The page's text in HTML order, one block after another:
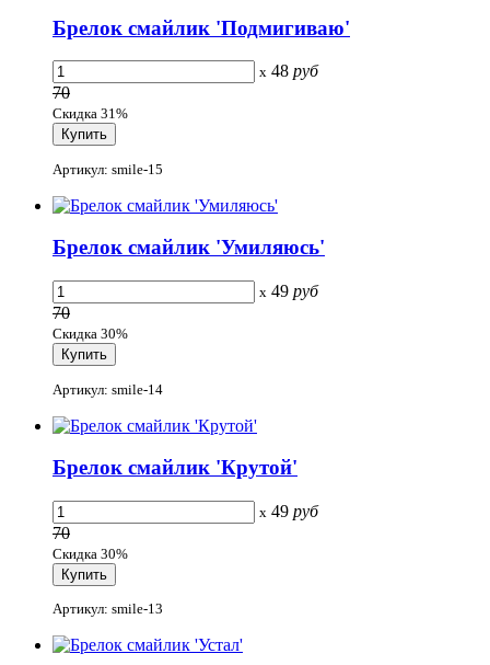
Брелок смайлик 'Подмигиваю'
x 48 руб
70
Скидка 31%
Артикул: smile-15
Брелок смайлик 'Умиляюсь'
x 49 руб
70
Скидка 30%
Артикул: smile-14
Брелок смайлик 'Крутой'
x 49 руб
70
Скидка 30%
Артикул: smile-13